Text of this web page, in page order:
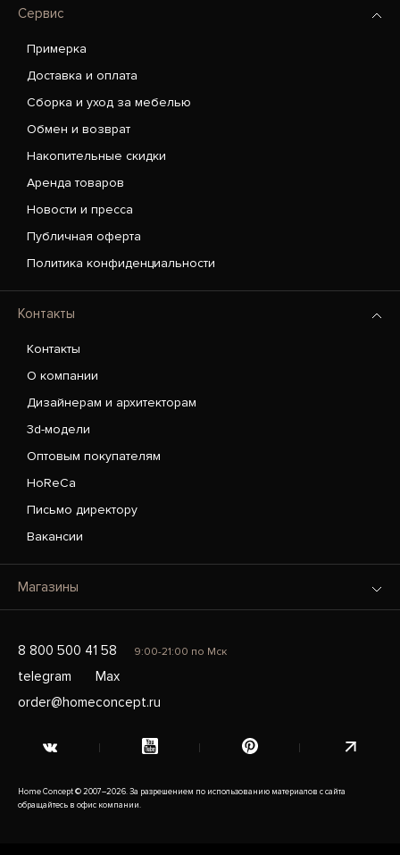
Сервис
Примерка
Доставка и оплата
Сборка и уход за мебелью
Обмен и возврат
Накопительные скидки
Аренда товаров
Новости и пресса
Публичная оферта
Политика конфиденциальности
Контакты
Контакты
О компании
Дизайнерам и архитекторам
3d-модели
Оптовым покупателям
HoReCa
Письмо директору
Вакансии
Магазины
8 800 500 41 58 9:00-21:00 по Мск
telegram
Max
order@homeconcept.ru
Home Concept © 2007–2026. За разрешением по использованию материалов с сайта
обращайтесь в офис компании.